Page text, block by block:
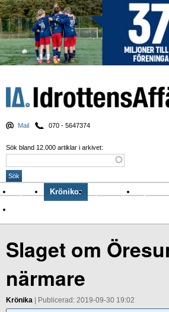
Mail 070 - 5647374
Sök bland 12.000 artiklar i arkivet:
Nyheter Krönikor Sport & spel
Slaget om
närmare
Krönika | Publicerad: 2019-09-30 19:02